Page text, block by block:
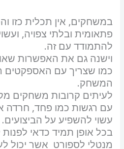
במשחקים, אין תכלית כזו
פתאומית ובלתי צפויה,
להתמודד עם זה.
וישנה גם את האפשרות
כמו שצריך עם האספקטים
המשחק.
לעיתים קרובות משחקים
עם רגשות כמו פחד, חרדה
עשוי להשפיע על הביצועים.
בכל אופן תמיד כדאי
מנטלי לספורט אשר יכול